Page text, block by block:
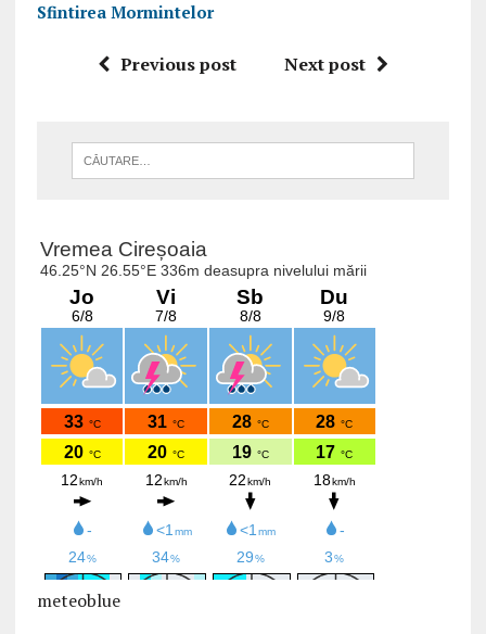
Sfintirea Mormintelor
Previous post Next post
meteoblue